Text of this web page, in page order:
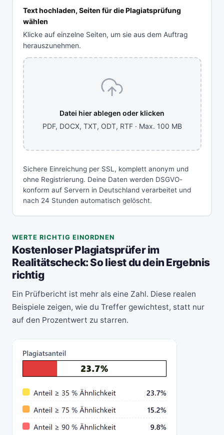
Text hochladen, Seiten für die Plagiatsprüfung
wählen
Klicke auf einzelne Seiten, um sie aus dem Auftrag
herauszunehmen.
Datei hier ablegen oder klicken
PDF, DOCX, TXT, ODT, RTF · Max. 100 MB
Sichere Einreichung per SSL, komplett anonym und
ohne Registrierung. Deine Daten werden DSGVO-
konform auf Servern in Deutschland verarbeitet und
nach 24 Stunden automatisch gelöscht.
WERTE RICHTIG EINORDNEN
Kostenloser Plagiatsprüfer im
Realitätscheck: So liest du dein Ergebnis
richtig
Ein Prüfbericht ist mehr als eine Zahl. Diese realen
Beispiele zeigen, wie du Treffer gewichtest, statt nur
auf den Prozentwert zu starren.